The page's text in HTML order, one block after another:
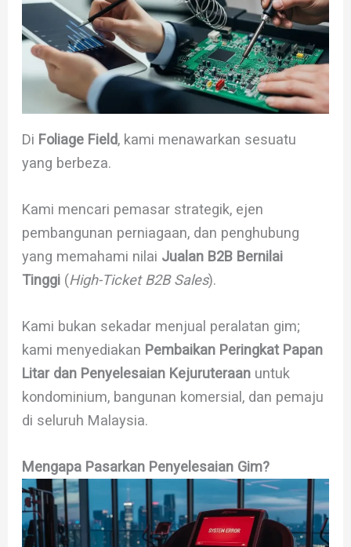
Di Foliage Field, kami menawarkan sesuatu
yang berbeza.
Kami mencari pemasar strategik, ejen
pembangunan perniagaan, dan penghubung
yang memahami nilai Jualan B2B Bernilai
Tinggi (High-Ticket B2B Sales).
Kami bukan sekadar menjual peralatan gim;
kami menyediakan Pembaikan Peringkat Papan
Litar dan Penyelesaian Kejuruteraan untuk
kondominium, bangunan komersial, dan pemaju
di seluruh Malaysia.
Mengapa Pasarkan Penyelesaian Gim?